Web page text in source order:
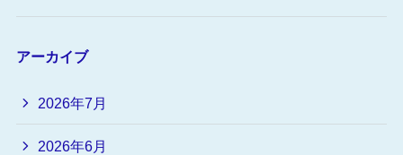
アーカイブ
2026年7月
2026年6月